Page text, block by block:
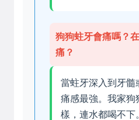
狗狗蛀牙會痛嗎？
痛？
當蛀牙深入到牙髓
痛感最強。我家狗
樣，連水都喝不下